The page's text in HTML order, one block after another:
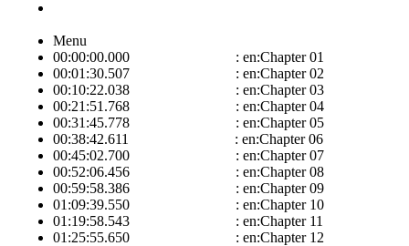
Menu
00:00:00.000 : en:Chapter 01
00:01:30.507 : en:Chapter 02
00:10:22.038 : en:Chapter 03
00:21:51.768 : en:Chapter 04
00:31:45.778 : en:Chapter 05
00:38:42.611 : en:Chapter 06
00:45:02.700 : en:Chapter 07
00:52:06.456 : en:Chapter 08
00:59:58.386 : en:Chapter 09
01:09:39.550 : en:Chapter 10
01:19:58.543 : en:Chapter 11
01:25:55.650 : en:Chapter 12